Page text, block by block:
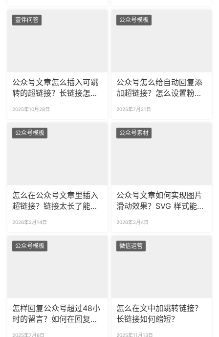
壹伴问答
公众号文章怎么插入可跳
转的超链接？长链接怎么
2025年10月28日
公众号模板
公众号怎么给自动回复添
加超链接？怎么设置粉丝
2025年7月21日
公众号模板
怎么在公众号文章里插入
超链接？链接太长了能缩
2026年2月14日
公众号素材
公众号文章如何实现图片
滑动效果？SVG 样式能否
2026年2月4日
公众号模板
怎样回复公众号超过48小
时的留言？如何在回复中
2025年7月6日
微信运营
怎么在文中加跳转链接？
长链接如何缩短？
2025年11月13日